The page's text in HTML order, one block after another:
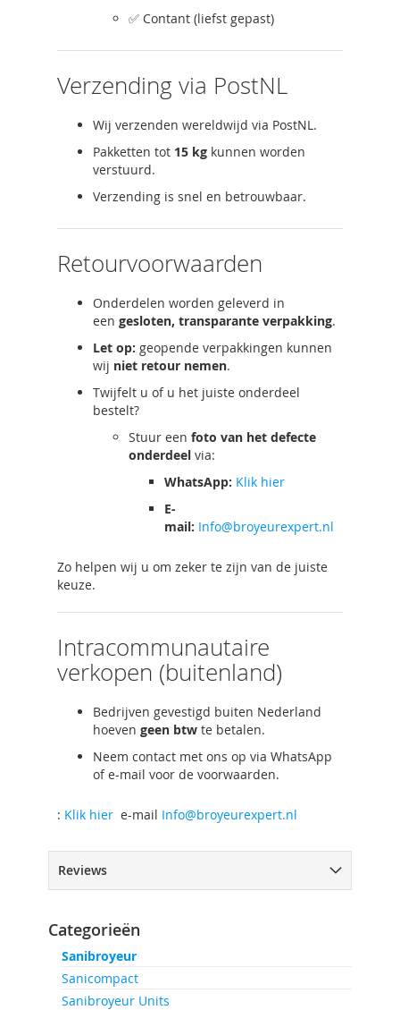
✅ Contant (liefst gepast)
Verzending via PostNL
Wij verzenden wereldwijd via PostNL.
Pakketten tot 15 kg kunnen worden
verstuurd.
Verzending is snel en betrouwbaar.
Retourvoorwaarden
Onderdelen worden geleverd in
een gesloten, transparante verpakking.
Let op: geopende verpakkingen kunnen
wij niet retour nemen.
Twijfelt u of u het juiste onderdeel
bestelt?
Stuur een foto van het defecte
onderdeel via:
WhatsApp: Klik hier
E-
mail: Info@broyeurexpert.nl
Zo helpen wij u om zeker te zijn van de juiste
keuze.
Intracommunautaire
verkopen (buitenland)
Bedrijven gevestigd buiten Nederland
hoeven geen btw te betalen.
Neem contact met ons op via WhatsApp
of e-mail voor de voorwaarden.
: Klik hier e-mail Info@broyeurexpert.nl
Reviews
Categorieën
Sanibroyeur
Sanicompact
Sanibroyeur Units